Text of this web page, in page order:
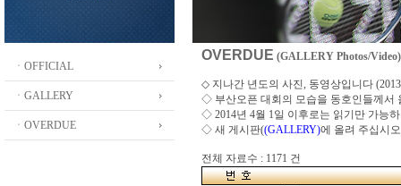
ㆍOFFICIAL
ㆍGALLERY
ㆍOVERDUE
OVERDUE (GALLERY Photos/Video)
◇ 지나간 년도의 사진, 동영상입니다
◇ 부산오픈 대회의 모습을 동호인들께서
◇ 2014년 4월 1일 이후로는 읽기만 가능
◇ 새 게시판((GALLERY)에 올려 주십시오
전체 자료수 : 1171 건